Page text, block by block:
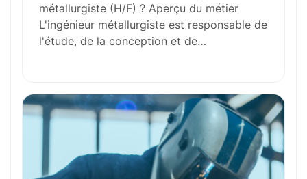
N’attendez plus !
Déposez votre
Votre nom
métallurgiste (H/F) ? Aperçu du métier
L'ingénieur métallurgiste est responsable de
l'étude, de la conception et de…